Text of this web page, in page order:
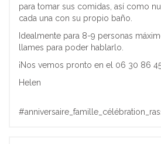
para tomar sus comidas, así como
cada una con su propio baño.
Idealmente para 8-9 personas
llames para poder hablarlo.
¡Nos vemos pronto en el 06 30 86
Helen